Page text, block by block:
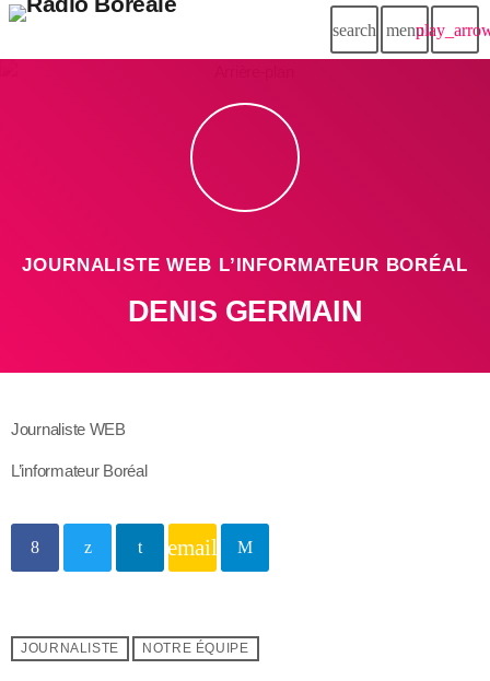
search menu
JOURNALISTE WEB L’INFORMATEUR BORÉAL
DENIS GERMAIN
Journaliste WEB
L’informateur Boréal
email
JOURNALISTE NOTRE ÉQUIPE